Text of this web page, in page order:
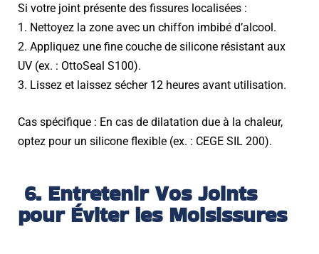
Si votre joint présente des fissures localisées :
1. Nettoyez la zone avec un chiffon imbibé d’alcool.
2. Appliquez une fine couche de silicone résistant aux
UV (ex. : OttoSeal S100).
3. Lissez et laissez sécher 12 heures avant utilisation.
Cas spécifique : En cas de dilatation due à la chaleur,
optez pour un silicone flexible (ex. : CEGE SIL 200).
6. Entretenir Vos Joints
pour Éviter les Moisissures